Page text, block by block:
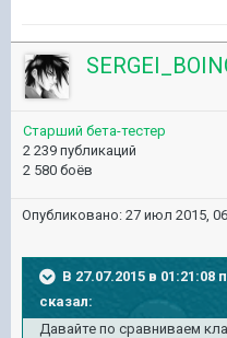
Старший бета-тестер
2 239 публикаций
2 580 боёв
Опубликовано: 27 июл 2015,
В 27.07.2015 в 01:21:08
сказал:
Давайте по сравниваем